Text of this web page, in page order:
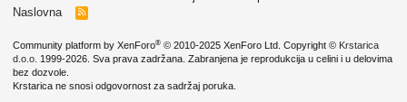
Naslovna
R
Community platform by XenForo® © 2010-2025 XenForo Ltd. Copyright © Krstarica
d.o.o. 1999-2026. Sva prava zadržana. Zabranjena je reprodukcija u celini i u delovima
bez dozvole.
Krstarica ne snosi odgovornost za sadržaj poruka.